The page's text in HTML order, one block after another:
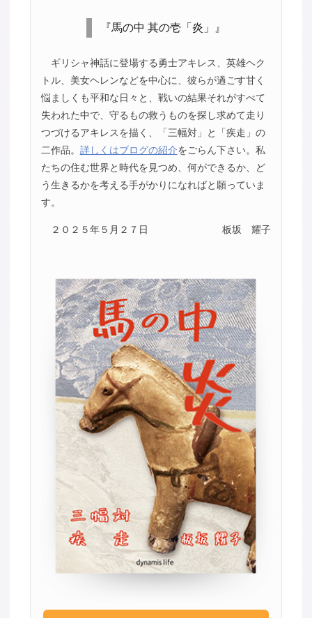
『馬の中 其の壱「炎」』
ギリシャ神話に登場する勇士アキレス、英雄ヘク
トル、美女ヘレンなどを中心に、彼らが過ごす甘く
悩ましくも平和な日々と、戦いの結果それがすべて
失われた中で、守るもの救うものを探し求めて走り
つづけるアキレスを描く、「三幅対」と「疾走」の
二作品。 詳しくはブログの紹介をごらん下さい。私
たちの住む世界と時代を見つめ、何ができるか、ど
う生きるかを考える手がかりになればと願っていま
す。
２０２５年５月２７日 板坂 耀子